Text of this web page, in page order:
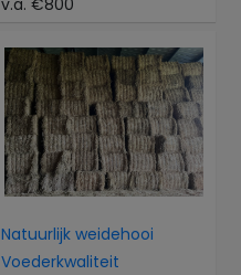
Natuurlijk weidehooi
Voederkwaliteit